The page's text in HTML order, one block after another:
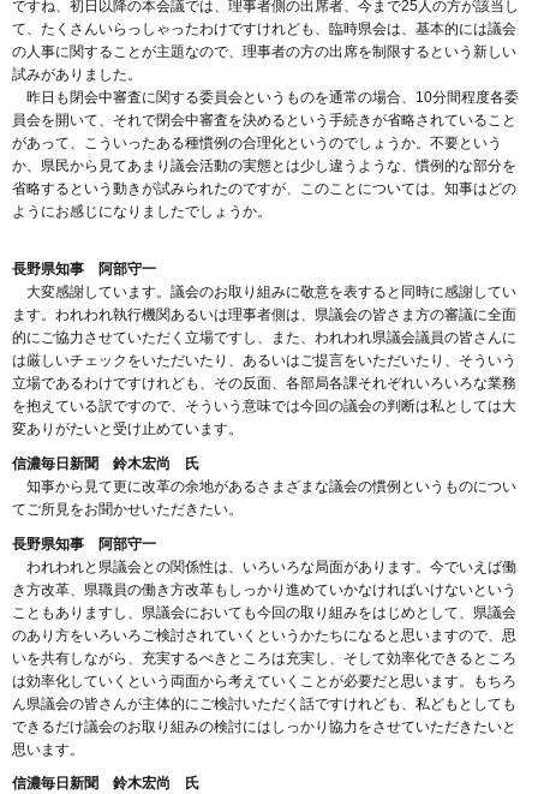
ですね、初日以降の本会議では、理事者側の出席者、今まで25人の方が該当し
て、たくさんいらっしゃったわけですけれども、臨時県会は、基本的には議会
の人事に関することが主題なので、理事者の方の出席を制限するという新しい
試みがありました。
昨日も閉会中審査に関する委員会というものを通常の場合、10分間程度各委
員会を開いて、それで閉会中審査を決めるという手続きが省略されていること
があって、こういったある種慣例の合理化というのでしょうか。不要という
か、県民から見てあまり議会活動の実態とは少し違うような、慣例的な部分を
省略するという動きが試みられたのですが、このことについては、知事はどの
ようにお感じになりましたでしょうか。
長野県知事 阿部守一
大変感謝しています。議会のお取り組みに敬意を表すると同時に感謝してい
ます。われわれ執行機関あるいは理事者側は、県議会の皆さま方の審議に全面
的にご協力させていただく立場ですし、また、われわれ県議会議員の皆さんに
は厳しいチェックをいただいたり、あるいはご提言をいただいたり、そういう
立場であるわけですけれども、その反面、各部局各課それぞれいろいろな業務
を抱えている訳ですので、そういう意味では今回の議会の判断は私としては大
変ありがたいと受け止めています。
信濃毎日新聞 鈴木宏尚 氏
知事から見て更に改革の余地があるさまざまな議会の慣例というものについ
てご所見をお聞かせいただきたい。
長野県知事 阿部守一
われわれと県議会との関係性は、いろいろな局面があります。今でいえば働
き方改革、県職員の働き方改革もしっかり進めていかなければいけないという
こともありますし、県議会においても今回の取り組みをはじめとして、県議会
のあり方をいろいろご検討されていくというかたちになると思いますので、思
いを共有しながら、充実するべきところは充実し、そして効率化できるところ
は効率化していくという両面から考えていくことが必要だと思います。もちろ
ん県議会の皆さんが主体的にご検討いただく話ですけれども、私どもとしても
できるだけ議会のお取り組みの検討にはしっかり協力をさせていただきたいと
思います。
信濃毎日新聞 鈴木宏尚 氏